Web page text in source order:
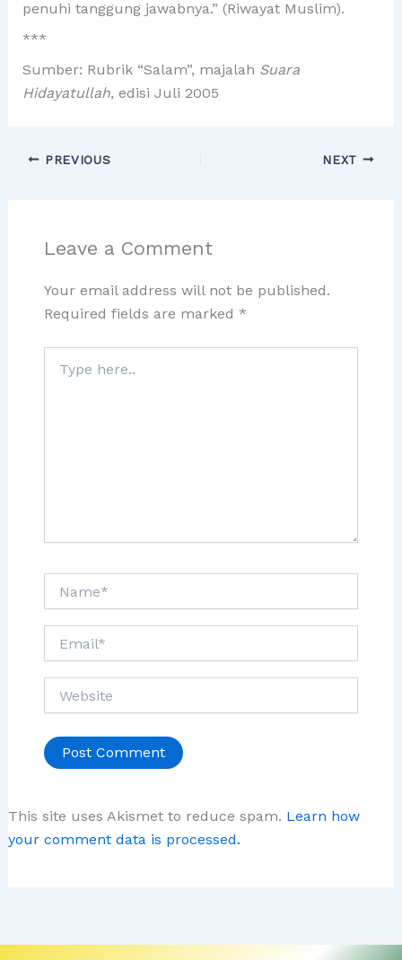
penuhi tanggung jawabnya.” (Riwayat Muslim).
***
Sumber: Rubrik “Salam”, majalah Suara
Hidayatullah, edisi Juli 2005
PREVIOUS NEXT
Leave a Comment
Your email address will not be published.
Required fields are marked *
here..
This site uses Akismet to reduce spam. Learn how
your comment data is processed.